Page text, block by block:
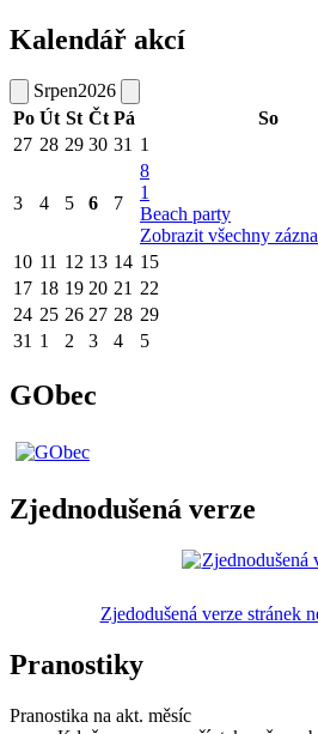
Kalendář akcí
Srpen2026
Po Út St Čt Pá So
27 28 29 30 31 1
3 4 5 6 7
8
1
Beach party
Zobrazit všechny
10 11 12 13 14 15
17 18 19 20 21 22
24 25 26 27 28 29
31 1 2 3 4 5
GObec
Zjednodušená verze
Zjedodušená verze stránek
Pranostiky
Pranostika na akt. měsíc